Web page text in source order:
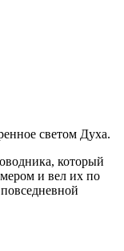
светом Духа.
который
и вел их по